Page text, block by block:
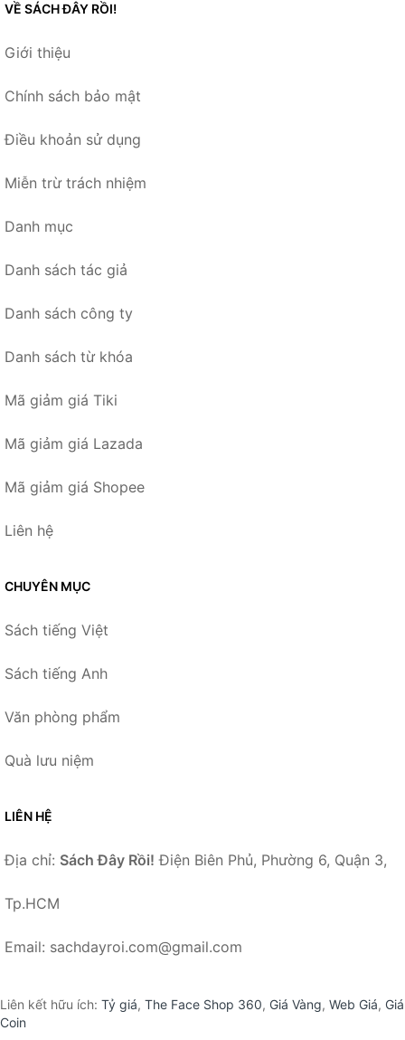
VỀ SÁCH ĐÂY RỒI!
Giới thiệu
Chính sách bảo mật
Điều khoản sử dụng
Miễn trừ trách nhiệm
Danh mục
Danh sách tác giả
Danh sách công ty
Danh sách từ khóa
Mã giảm giá Tiki
Mã giảm giá Lazada
Mã giảm giá Shopee
Liên hệ
CHUYÊN MỤC
Sách tiếng Việt
Sách tiếng Anh
Văn phòng phẩm
Quà lưu niệm
LIÊN HỆ
Địa chỉ: Sách Đây Rồi! Điện Biên Phủ, Phường 6, Quận 3,
Tp.HCM
Email: sachdayroi.com@gmail.com
Liên kết hữu ích: Tỷ giá, The Face Shop 360, Giá Vàng, Web Giá, Giá
Coin